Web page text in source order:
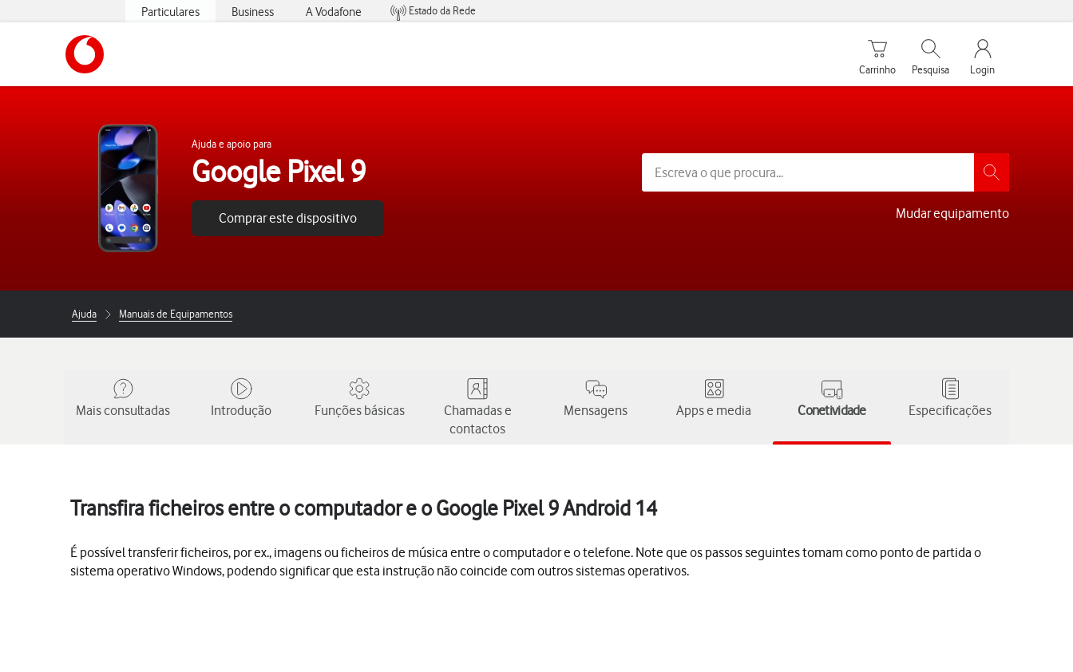
Particulares Business A Vodafone
Estado da Rede
Carrinho de compras
Carrinho
Pesquisar
Pesquisa
My Vodafone
Login
Ajuda e apoio para
Google Pixel 9
Comprar este dispositivo Mudar equipamento
Ajuda Manuais de Equipamentos
Mais consultadas Introdução Funções básicas
Chamadas e
contactos
Mensagens Apps e media Conetividade Especificações
Transfira ficheiros entre o computador e o Google Pixel 9 Android 14
É possível transferir ficheiros, por ex., imagens ou ficheiros de música entre o computador e o telefone. Note que os passos seguintes tomam como ponto de partida o
sistema operativo Windows, podendo significar que esta instrução não coincide com outros sistemas operativos.